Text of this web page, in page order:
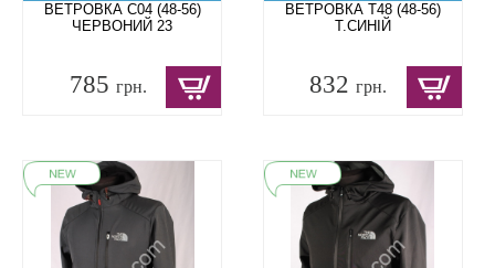
ВЕТРОВКА C04 (48-56)
ЧЕРВОНИЙ 23
785 грн.
ВЕТРОВКА T48 (48-56)
Т.СИНІЙ
832грн.